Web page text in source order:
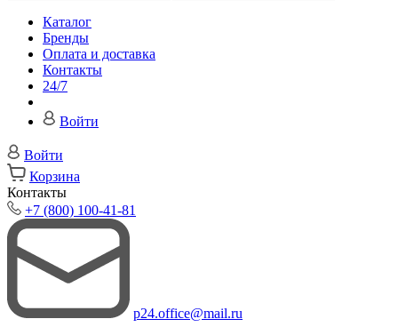
Каталог
Бренды
Оплата и доставка
Контакты
24/7
Войти
Войти
Корзина
Контакты
+7 (800) 100-41-81
p24.office@mail.ru